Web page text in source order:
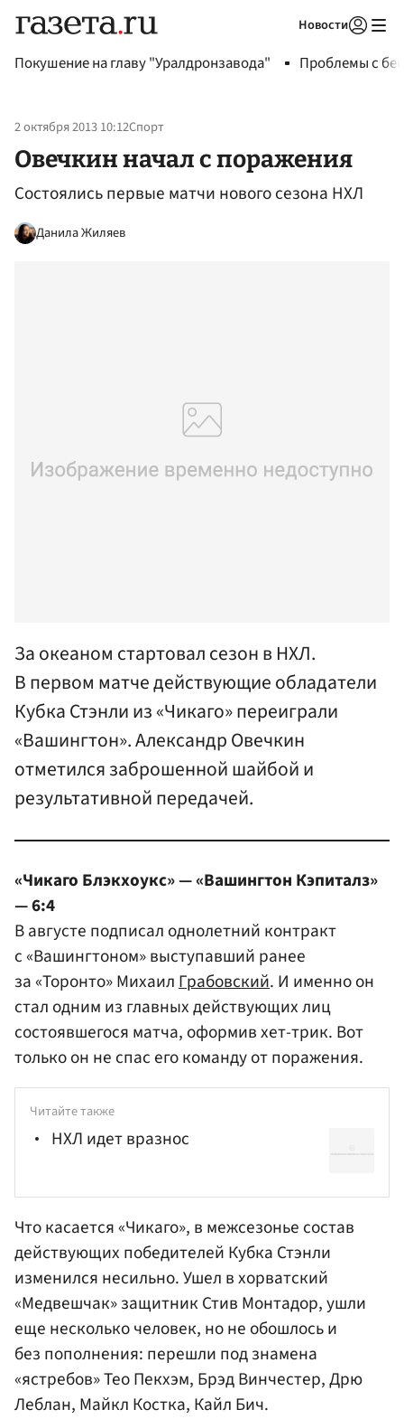
Новости
Покушение на главу "Уралдронзавода" Проблемы с
2 октября 2013 10:12Спорт
Овечкин начал с поражения
Состоялись первые матчи нового сезона НХЛ
Данила Жиляев
За океаном стартовал сезон в НХЛ.
В первом матче действующие обладатели
Кубка Стэнли из «Чикаго» переиграли
«Вашингтон». Александр Овечкин
отметился заброшенной шайбой и
результативной передачей.
«Чикаго Блэкхоукс» — «Вашингтон Кэпиталз»
— 6:4
В августе подписал однолетний контракт
с «Вашингтоном» выступавший ранее
за «Торонто» Михаил Грабовский. И именно он
стал одним из главных действующих лиц
состоявшегося матча, оформив хет-трик. Вот
только он не спас его команду от поражения.
Читайте также
НХЛ идет вразнос
Что касается «Чикаго», в межсезонье состав
действующих победителей Кубка Стэнли
изменился несильно. Ушел в хорватский
«Медвешчак» защитник Стив Монтадор, ушли
еще несколько человек, но не обошлось и
без пополнения: перешли под знамена
«ястребов» Тео Пекхэм, Брэд Винчестер,Дрю
Леблан, Майкл Костка, Кайл Бич.